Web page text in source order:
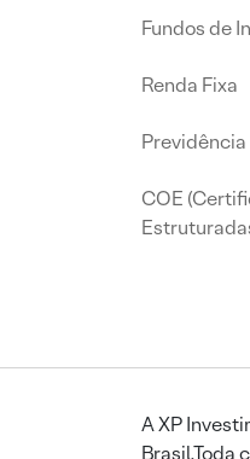
Fundos de
Renda Fixa
COE
A XP
Brasil.Toda